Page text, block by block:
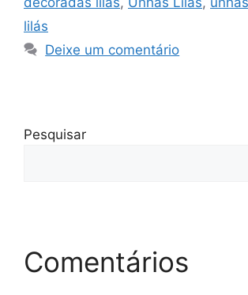
lilás
Deixe um comentário
Pesquisar
Comentários